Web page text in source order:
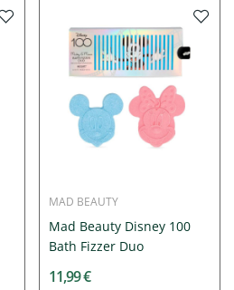
MAD BEAUTY
Mad Beauty Disney 100
Bath Fizzer Duo
11,99 €